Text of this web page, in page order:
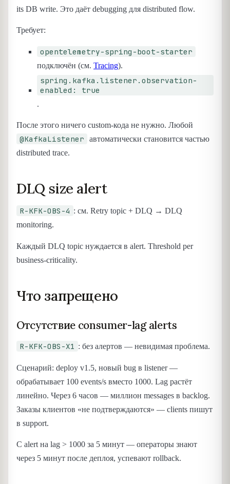
its DB write. Это даёт debugging для distributed flow.
Требует:
opentelemetry-spring-boot-starter
подключён (см. Tracing).
spring.kafka.listener.observation-
enabled: true
.
После этого ничего custom-кода не нужно. Любой
@KafkaListener
автоматически становится частью
distributed trace.
DLQ size alert
R-KFK-OBS-4 : см. Retry topic + DLQ → DLQ
monitoring.
Каждый DLQ topic нуждается в alert. Threshold per
business-criticality.
Что запрещено
Отсутствие consumer-lag alerts
R-KFK-OBS-X1 : без алертов — невидимая проблема.
Сценарий: deploy v1.5, новый bug в listener —
обрабатывает 100 events/s вместо 1000. Lag растёт
линейно. Через 6 часов — миллион messages в backlog.
Заказы клиентов «не подтверждаются» — clients пишут
в support.
С alert на lag > 1000 за 5 минут — операторы знают
через 5 минут после деплоя, успевают rollback.